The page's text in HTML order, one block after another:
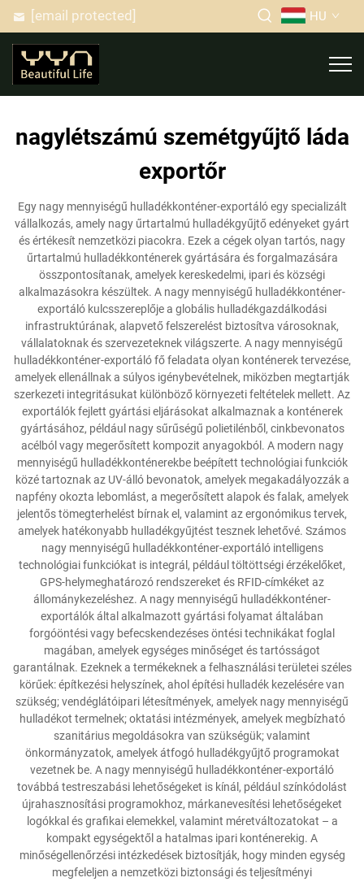
[email protected] HU
nagylétszámú szemétgyűjtő láda
exportőr
Egy nagy mennyiségű hulladékkonténer-exportáló egy specializált
vállalkozás, amely nagy űrtartalmú hulladékgyűjtő edényeket gyárt
és értékesít nemzetközi piacokra. Ezek a cégek olyan tartós, nagy
űrtartalmú hulladékkonténerek gyártására és forgalmazására
összpontosítanak, amelyek kereskedelmi, ipari és községi
alkalmazásokra készültek. A nagy mennyiségű hulladékkonténer-
exportáló kulcsszereplője a globális hulladékgazdálkodási
infrastruktúrának, alapvető felszerelést biztosítva városoknak,
vállalatoknak és szervezeteknek világszerte. A nagy mennyiségű
hulladékkonténer-exportáló fő feladata olyan konténerek tervezése,
amelyek ellenállnak a súlyos igénybevételnek, miközben megtartják
szerkezeti integritásukat különböző környezeti feltételek mellett. Az
exportálók fejlett gyártási eljárásokat alkalmaznak a konténerek
gyártásához, például nagy sűrűségű polietilénből, cinkbevonatos
acélból vagy megerősített kompozit anyagokból. A modern nagy
mennyiségű hulladékkonténerekbe beépített technológiai funkciók
közé tartoznak az UV-álló bevonatok, amelyek megakadályozzák a
napfény okozta lebomlást, a megerősített alapok és falak, amelyek
jelentős tömegterhelést bírnak el, valamint az ergonómikus tervek,
amelyek hatékonyabb hulladékgyűjtést tesznek lehetővé. Számos
nagy mennyiségű hulladékkonténer-exportáló intelligens
technológiai funkciókat is integrál, például töltöttségi érzékelőket,
GPS-helymeghatározó rendszereket és RFID-címkéket az
állománykezeléshez. A nagy mennyiségű hulladékkonténer-
exportálók által alkalmazott gyártási folyamat általában
forgóöntési vagy befecskendezéses öntési technikákat foglal
magában, amelyek egységes minőséget és tartósságot
garantálnak. Ezeknek a termékeknek a felhasználási területei széles
körűek: építkezési helyszínek, ahol építési hulladék kezelésére van
szükség; vendéglátóipari létesítmények, amelyek nagy mennyiségű
hulladékot termelnek; oktatási intézmények, amelyek megbízható
szanitárius megoldásokra van szükségük; valamint
önkormányzatok, amelyek átfogó hulladékgyűjtő programokat
vezetnek be. A nagy mennyiségű hulladékkonténer-exportáló
továbbá testreszabási lehetőségeket is kínál, például színkódolást
újrahasznosítási programokhoz, márkanevesítési lehetőségeket
logókkal és grafikai elemekkel, valamint méretváltozatokat – a
kompakt egységektől a hatalmas ipari konténerekig. A
minőségellenőrzési intézkedések biztosítják, hogy minden egység
megfeleljen a nemzetközi biztonsági és teljesítményi